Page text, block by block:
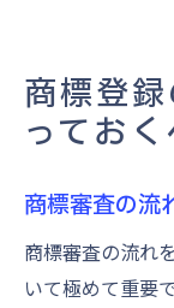
商標登
ってお
商標審査の流
商標審査の流れ
いて極めて重要